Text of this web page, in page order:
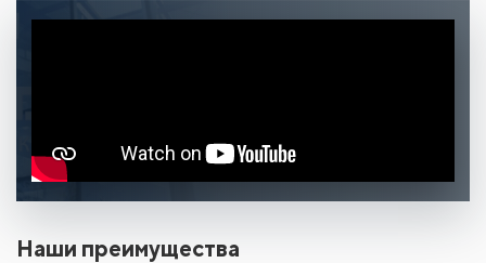
Наши преимущества